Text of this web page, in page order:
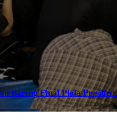
Bareng Final Piala